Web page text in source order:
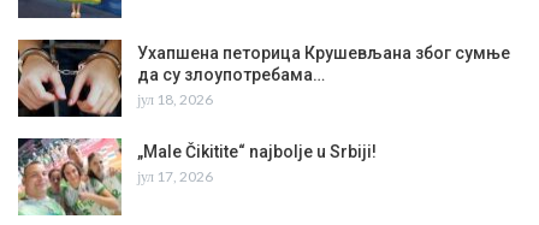
Ухапшена петорица Крушевљана због сумње
да су злоупотребама…
јул 18, 2026
„Male Čikitite“ najbolje u Srbiji!
јул 17, 2026